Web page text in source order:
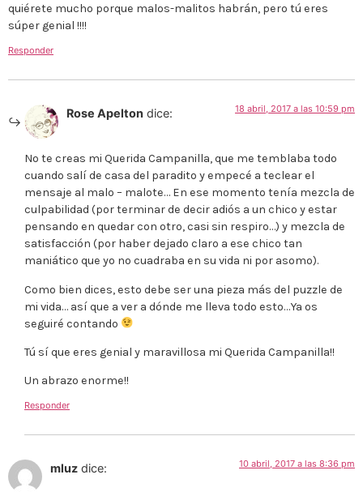
quiérete mucho porque malos-malitos habrán, pero tú eres
súper genial !!!!
Responder
Rose Apelton dice: 18 abril, 2017 a las 10:59 pm
No te creas mi Querida Campanilla, que me temblaba todo
cuando salí de casa del paradito y empecé a teclear el
mensaje al malo – malote… En ese momento tenía mezcla de
culpabilidad (por terminar de decir adiós a un chico y estar
pensando en quedar con otro, casi sin respiro…) y mezcla de
satisfacción (por haber dejado claro a ese chico tan
maniático que yo no cuadraba en su vida ni por asomo).
Como bien dices, esto debe ser una pieza más del puzzle de
mi vida… así que a ver a dónde me lleva todo esto…Ya os
seguiré contando
Tú sí que eres genial y maravillosa mi Querida Campanilla!!
Un abrazo enorme!!
Responder
mluz dice: 10 abril, 2017 a las 8:36 pm